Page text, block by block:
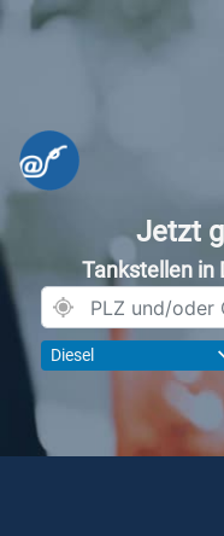
Jetzt
Tankstellen in
Diesel